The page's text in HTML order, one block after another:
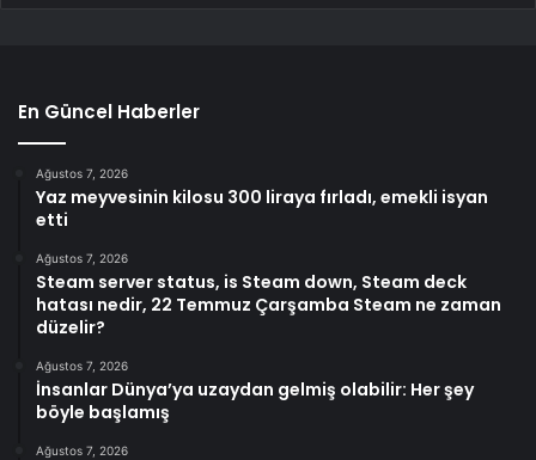
En Güncel Haberler
Ağustos 7, 2026
Yaz meyvesinin kilosu 300 liraya fırladı, emekli isyan
etti
Ağustos 7, 2026
Steam server status, is Steam down, Steam deck
hatası nedir, 22 Temmuz Çarşamba Steam ne zaman
düzelir?
Ağustos 7, 2026
İnsanlar Dünya’ya uzaydan gelmiş olabilir: Her şey
böyle başlamış
Ağustos 7, 2026